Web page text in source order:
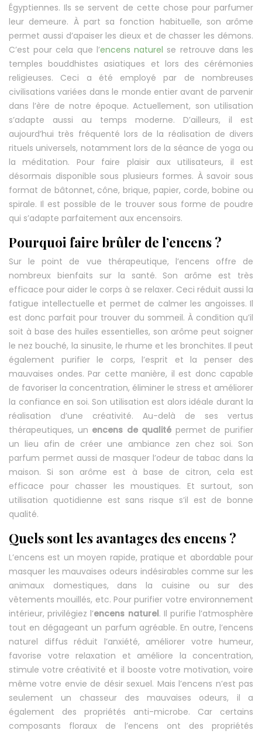
Égyptiennes. Ils se servent de cette chose pour parfumer
leur demeure. À part sa fonction habituelle, son arôme
permet aussi d’apaiser les dieux et de chasser les démons.
C’est pour cela que l’encens naturel se retrouve dans les
temples bouddhistes asiatiques et lors des cérémonies
religieuses. Ceci a été employé par de nombreuses
civilisations variées dans le monde entier avant de parvenir
dans l’ère de notre époque. Actuellement, son utilisation
s’adapte aussi au temps moderne. D’ailleurs, il est
aujourd’hui très fréquenté lors de la réalisation de divers
rituels universels, notamment lors de la séance de yoga ou
la méditation. Pour faire plaisir aux utilisateurs, il est
désormais disponible sous plusieurs formes. À savoir sous
format de bâtonnet, cône, brique, papier, corde, bobine ou
spirale. Il est possible de le trouver sous forme de poudre
qui s’adapte parfaitement aux encensoirs.
Pourquoi faire brûler de l’encens ?
Sur le point de vue thérapeutique, l’encens offre de
nombreux bienfaits sur la santé. Son arôme est très
efficace pour aider le corps à se relaxer. Ceci réduit aussi la
fatigue intellectuelle et permet de calmer les angoisses. Il
est donc parfait pour trouver du sommeil. À condition qu’il
soit à base des huiles essentielles, son arôme peut soigner
le nez bouché, la sinusite, le rhume et les bronchites. Il peut
également purifier le corps, l’esprit et la penser des
mauvaises ondes. Par cette manière, il est donc capable
de favoriser la concentration, éliminer le stress et améliorer
la confiance en soi. Son utilisation est alors idéale durant la
réalisation d’une créativité. Au-delà de ses vertus
thérapeutiques, un encens de qualité permet de purifier
un lieu afin de créer une ambiance zen chez soi. Son
parfum permet aussi de masquer l’odeur de tabac dans la
maison. Si son arôme est à base de citron, cela est
efficace pour chasser les moustiques. Et surtout, son
utilisation quotidienne est sans risque s’il est de bonne
qualité.
Quels sont les avantages des encens ?
L’encens est un moyen rapide, pratique et abordable pour
masquer les mauvaises odeurs indésirables comme sur les
animaux domestiques, dans la cuisine ou sur des
vêtements mouillés, etc. Pour purifier votre environnement
intérieur, privilégiez l’encens naturel. Il purifie l’atmosphère
tout en dégageant un parfum agréable. En outre, l’encens
naturel diffus réduit l’anxiété, améliorer votre humeur,
favorise votre relaxation et améliore la concentration,
stimule votre créativité et il booste votre motivation, voire
même votre envie de désir sexuel. Mais l’encens n’est pas
seulement un chasseur des mauvaises odeurs, il a
également des propriétés anti-microbe. Car certains
composants floraux de l’encens ont des propriétés